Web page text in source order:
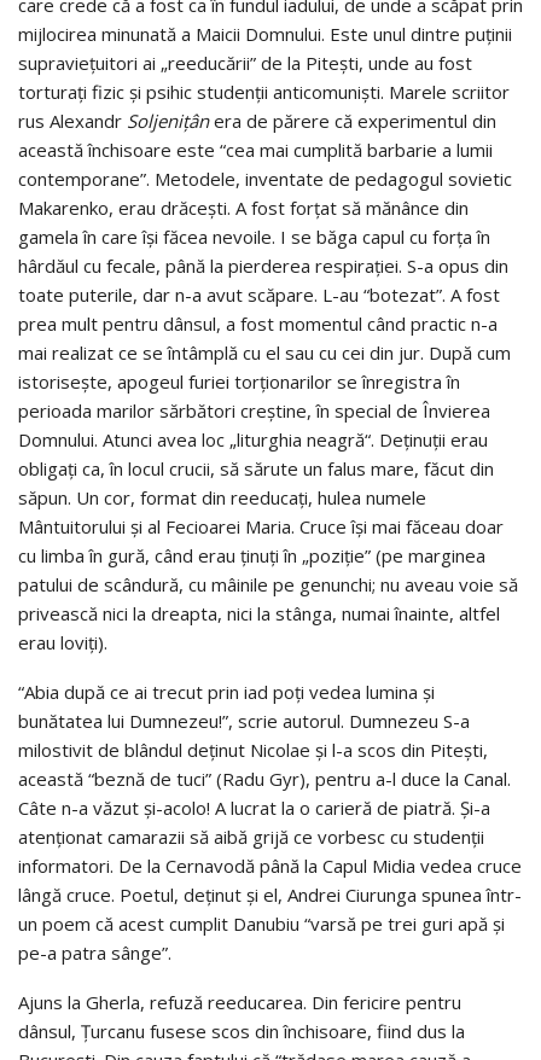
mijlocirea minunată a Maicii Domnului. Este unul dintre puţinii
supravieţuitori ai „reeducării” de la Piteşti, unde au fost
torturaţi fizic şi psihic studenţii anticomunişti. Marele scriitor
rus Alexandr Soljeniţânera de părere că experimentul din
această închisoare este “cea mai cumplită barbarie a lumii
contemporane”. Metodele, inventate de pedagogul sovietic
Makarenko, erau drăceşti. A fost forţat să mănânce din
gamela în care îşi făcea nevoile. I se băga capul cu forţa în
hârdăul cu fecale, până la pierderea respiraţiei. S-a opus din
toate puterile, dar n-a avut scăpare. L-au “botezat”. A fost
prea mult pentru dânsul, a fost momentul când practic n-a
mai realizat ce se întâmplă cu el sau cu cei din jur. După cum
istoriseşte, apogeul furiei torţionarilor se înregistra în
perioada marilor sărbători creştine, în special de Învierea
Domnului. Atunci avea loc „liturghia neagră“. Deţinuţii erau
obligaţi ca, în locul crucii, să sărute un falus mare, făcut din
săpun. Un cor, format din reeducaţi, hulea numele
Mântuitorului şi al Fecioarei Maria. Cruce îşi mai făceau doar
cu limba în gură, când erau ţinuţi în „poziţie” (pe marginea
patului de scândură, cu mâinile pe genunchi; nu aveau voie să
privească nici la dreapta, nici la stânga, numai înainte, altfel
erau loviţi).
“Abia după ce ai trecut prin iad poţi vedea lumina şi
bunătatea lui Dumnezeu!”, scrie autorul. Dumnezeu S-a
milostivit de blândul deţinut Nicolae şi l-a scos din Piteşti,
această “beznă de tuci” (Radu Gyr), pentru a-l duce la Canal.
Câte n-a văzut şi-acolo! A lucrat la o carieră de piatră. Şi-a
atenţionat camarazii să aibă grijă ce vorbesc cu studenţii
informatori. De la Cernavodă până la Capul Midia vedea cruce
lângă cruce. Poetul, deţinut şi el, Andrei Ciurunga spunea într-
un poem că acest cumplit Danubiu “varsă pe trei guri apă şi
pe-a patra sânge”.
Ajuns la Gherla, refuză reeducarea. Din fericire pentru
dânsul, Ţurcanu fusese scos din închisoare, fiind dus la